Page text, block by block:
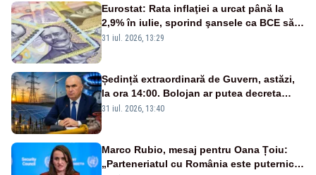
Eurostat: Rata inflaţiei a urcat până la
2,9% în iulie, sporind şansele ca BCE să
majoreze dobânda
31 iul. 2026, 13:29
Ședință extraordinară de Guvern, astăzi,
la ora 14:00. Bolojan ar putea decreta
stare de urgență energetică
31 iul. 2026, 13:40
Marco Rubio, mesaj pentru Oana Țoiu:
„Parteneriatul cu România este puternic